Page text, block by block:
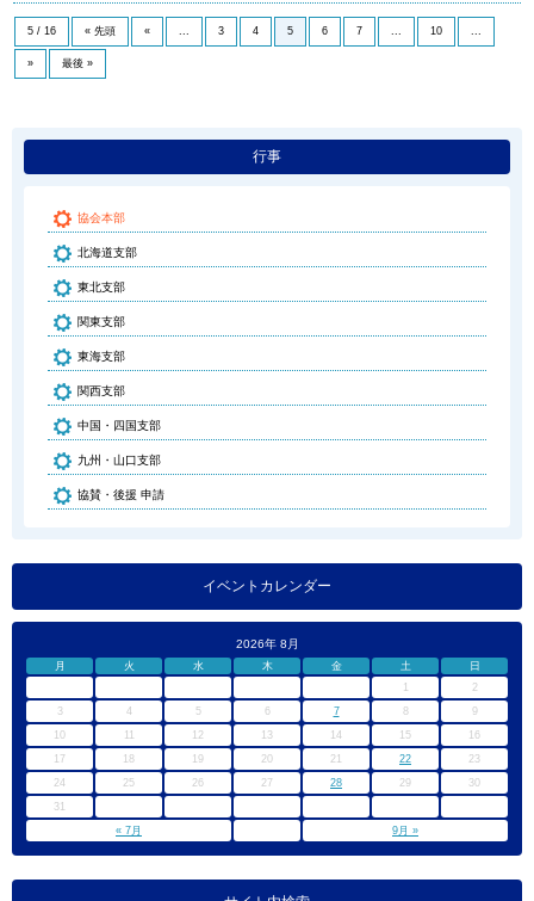
5 / 16 « 先頭 « 3 4 5 6 7 10
» 最後 »
行事
協会本部
北海道支部
東北支部
関東支部
東海支部
関西支部
中国・四国支部
九州・山口支部
協賛・後援 申請
イベントカレンダー
2026年 8月
月 火 水 木 金 土
日
2
3
4 5 6 7 8
9
10
12 13 14 15
16
17
18 19 20 21 22
23
24
25 26 27 28 29
30
31
« 7月
9月 »